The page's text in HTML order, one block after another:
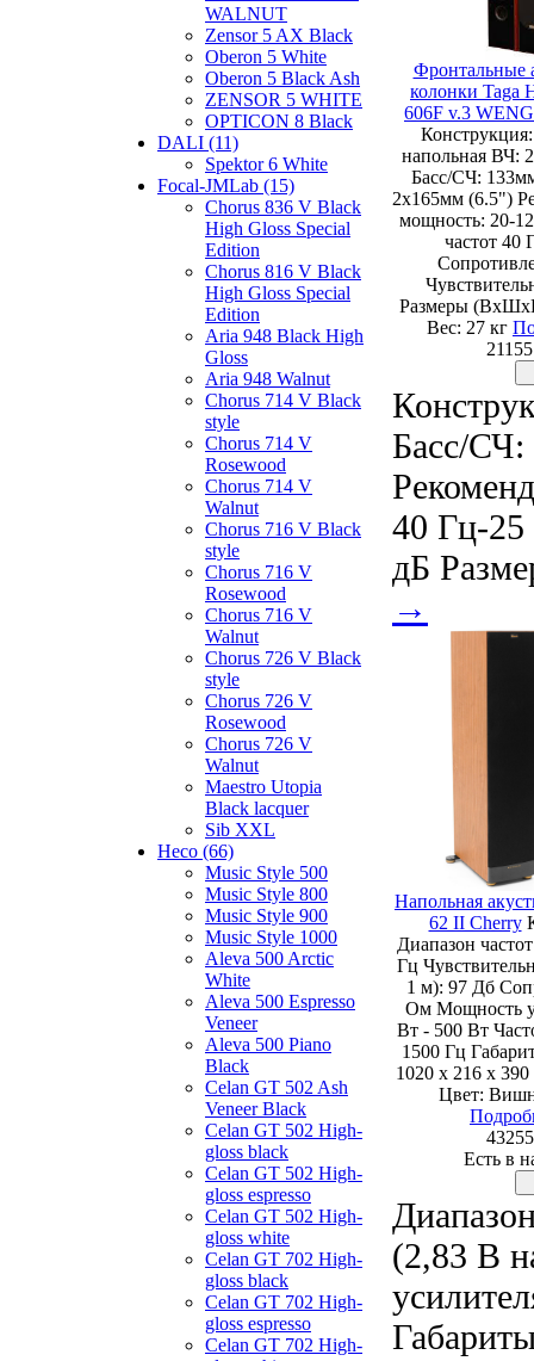
WALNUT
Zensor 5 AX Black
Oberon 5 White
Oberon 5 Black Ash
ZENSOR 5 WHITE
OPTICON 8 Black
DALI (11)
Spektor 6 White
Focal-JMLab (15)
Chorus 836 V Black
High Gloss Special
Edition
Chorus 816 V Black
High Gloss Special
Edition
Aria 948 Black High
Gloss
Aria 948 Walnut
Chorus 714 V Black
style
Chorus 714 V
Rosewood
Chorus 714 V
Walnut
Chorus 716 V Black
style
Chorus 716 V
Rosewood
Chorus 716 V
Walnut
Chorus 726 V Black
style
Chorus 726 V
Rosewood
Chorus 726 V
Walnut
Maestro Utopia
Black lacquer
Sib XXL
Heco (66)
Music Style 500
Music Style 800
Music Style 900
Music Style 1000
Aleva 500 Arctic
White
Aleva 500 Espresso
Veneer
Aleva 500 Piano
Black
Celan GT 502 Ash
Veneer Black
Celan GT 502 High-
gloss black
Celan GT 502 High-
gloss espresso
Celan GT 502 High-
gloss white
Celan GT 702 High-
gloss black
Celan GT 702 High-
gloss espresso
Celan GT 702 High-
Фронтальные
колонки Taga
606F v.3
напольная ВЧ:
Басс/СЧ:
2х165мм (6.5")
мощность: 20-
частот 40
Размеры
Вес: 27 кг
Басс/
40 Гц-25
дБ
→
Напольная
62 II Cherry
Диапазон
Гц
1 м): 97 Дб
Ом Мощность
Вт - 500 Вт
1500 Гц
1020 х 216 х
Цвет:
Есть в
(2,83 В